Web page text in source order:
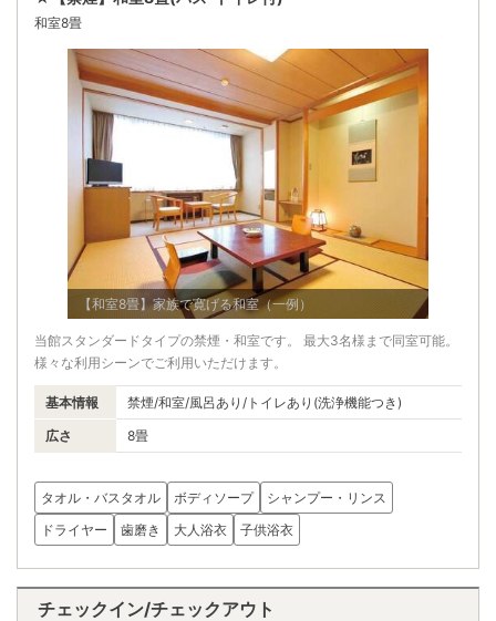
和室8畳
【和室8畳】家族で寛げる和室（一例）
当館スタンダードタイプの禁煙・和室です。 最大3名様まで同室可能。
様々な利用シーンでご利用いただけます。
基本情報
禁煙/和室/風呂あり/トイレあり(洗浄機能つき)
広さ
8畳
タオル・バスタオル ボディソープ
シャンプー・リンス
ドライヤー
歯磨き 大人浴衣 子供浴衣
チェックイン/チェックアウト